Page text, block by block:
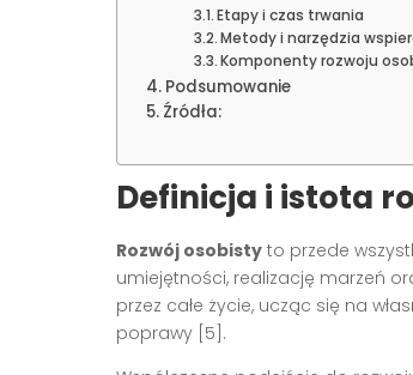
Etapy i czas trwania
Metody i narzędzia
Komponenty rozwoju
Podsumowanie
Źródła:
Definicja i istota
Rozwój osobisty to przede
umiejętności, realizację marzeń
przez całe życie, ucząc się na
poprawy [5].